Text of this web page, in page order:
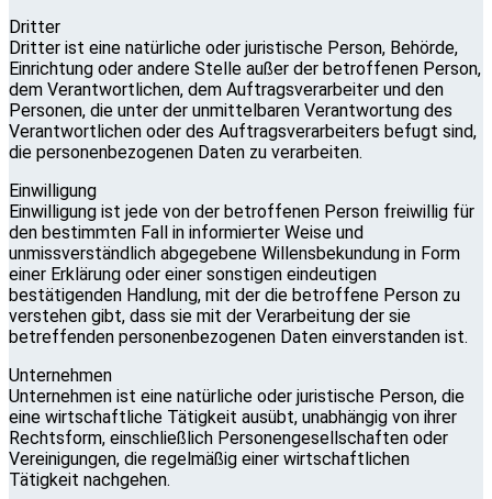
Dritter
Dritter ist eine natürliche oder juristische Person, Behörde,
Einrichtung oder andere Stelle außer der betroffenen Person,
dem Verantwortlichen, dem Auftragsverarbeiter und den
Personen, die unter der unmittelbaren Verantwortung des
Verantwortlichen oder des Auftragsverarbeiters befugt sind,
die personenbezogenen Daten zu verarbeiten.
Einwilligung
Einwilligung ist jede von der betroffenen Person freiwillig für
den bestimmten Fall in informierter Weise und
unmissverständlich abgegebene Willensbekundung in Form
einer Erklärung oder einer sonstigen eindeutigen
bestätigenden Handlung, mit der die betroffene Person zu
verstehen gibt, dass sie mit der Verarbeitung der sie
betreffenden personenbezogenen Daten einverstanden ist.
Unternehmen
Unternehmen ist eine natürliche oder juristische Person, die
eine wirtschaftliche Tätigkeit ausübt, unabhängig von ihrer
Rechtsform, einschließlich Personengesellschaften oder
Vereinigungen, die regelmäßig einer wirtschaftlichen
Tätigkeit nachgehen.